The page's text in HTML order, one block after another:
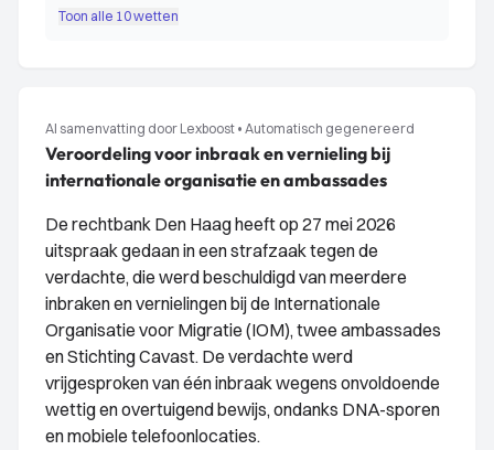
Toon alle 10 wetten
AI samenvatting door Lexboost • Automatisch gegenereerd
Veroordeling voor inbraak en vernieling bij
internationale organisatie en ambassades
De rechtbank Den Haag heeft op 27 mei 2026
uitspraak gedaan in een strafzaak tegen de
verdachte, die werd beschuldigd van meerdere
inbraken en vernielingen bij de Internationale
Organisatie voor Migratie (IOM), twee ambassades
en Stichting Cavast. De verdachte werd
vrijgesproken van één inbraak wegens onvoldoende
wettig en overtuigend bewijs, ondanks DNA-sporen
en mobiele telefoonlocaties.